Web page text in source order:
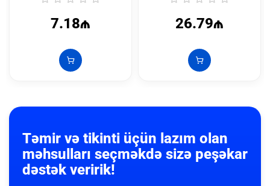
7.18₼ 26.79₼
Təmir və tikinti üçün lazım olan
məhsulları seçməkdə sizə peşəkar
dəstək veririk!